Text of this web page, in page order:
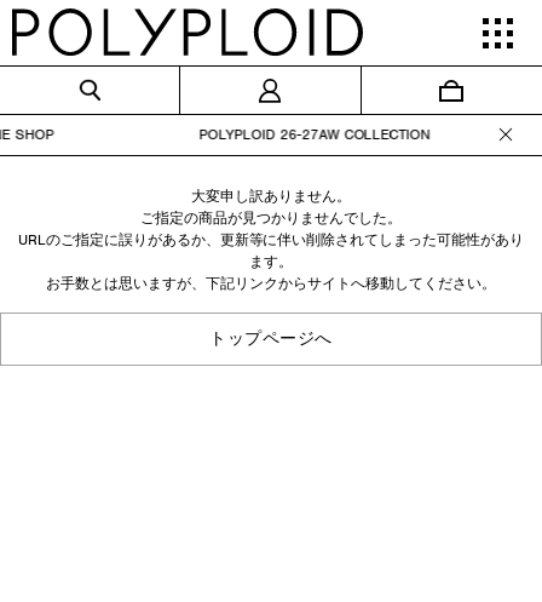
ONLINE SHOP POLYPLOID 26-27AW
大変申し訳ありません。
ご指定の商品が見つかりませんでした。
URLのご指定に誤りがあるか、更新等に伴い削除されてしまった可能性があり
ます。
お手数とは思いますが、下記リンクからサイトへ移動してください。
トップページへ